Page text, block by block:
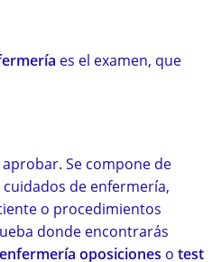
es el examen, que
Se compone de
de enfermería,
o procedimientos
donde encontrarás
oposiciones o test